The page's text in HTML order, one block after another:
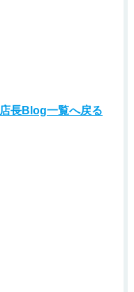
店長Blog一覧へ戻る